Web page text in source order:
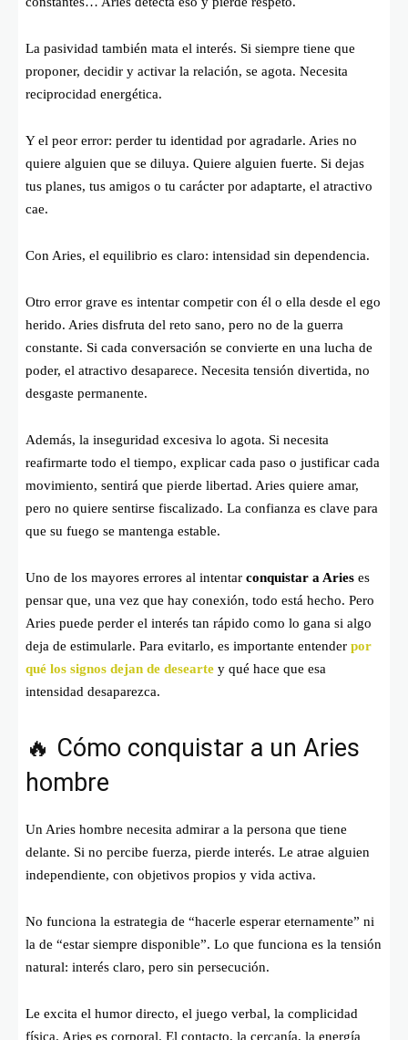
La pasividad también mata el interés. Si siempre tiene que
proponer, decidir y activar la relación, se agota. Necesita
reciprocidad energética.
Y el peor error: perder tu identidad por agradarle. Aries no
quiere alguien que se diluya. Quiere alguien fuerte. Si dejas
tus planes, tus amigos o tu carácter por adaptarte, el atractivo
cae.
Con Aries, el equilibrio es claro: intensidad sin dependencia.
Otro error grave es intentar competir con él o ella desde el ego
herido. Aries disfruta del reto sano, pero no de la guerra
constante. Si cada conversación se convierte en una lucha de
poder, el atractivo desaparece. Necesita tensión divertida, no
desgaste permanente.
Además, la inseguridad excesiva lo agota. Si necesita
reafirmarte todo el tiempo, explicar cada paso o justificar cada
movimiento, sentirá que pierde libertad. Aries quiere amar,
pero no quiere sentirse fiscalizado. La confianza es clave para
que su fuego se mantenga estable.
Uno de los mayores errores al intentar conquistar a Aries es
pensar que, una vez que hay conexión, todo está hecho. Pero
Aries puede perder el interés tan rápido como lo gana si algo
deja de estimularle. Para evitarlo, es importante entender por
qué los signos dejan de desearte y qué hace que esa
intensidad desaparezca.
🔥 Cómo conquistar a un Aries
hombre
Un Aries hombre necesita admirar a la persona que tiene
delante. Si no percibe fuerza, pierde interés. Le atrae alguien
independiente, con objetivos propios y vida activa.
No funciona la estrategia de “hacerle esperar eternamente” ni
la de “estar siempre disponible”. Lo que funciona es la tensión
natural: interés claro, pero sin persecución.
Le excita el humor directo, el juego verbal, la complicidad
física. Aries es corporal. El contacto, la cercanía, la energía